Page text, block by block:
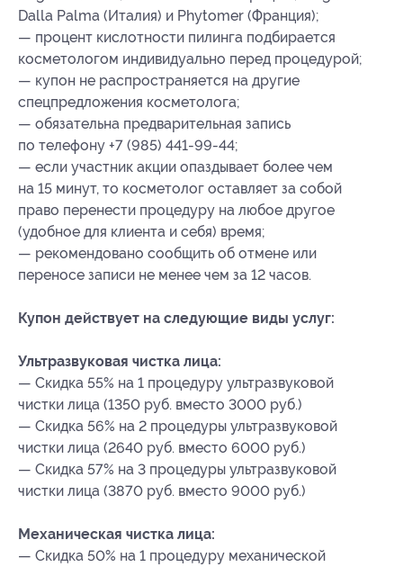
Dalla Palma (Италия) и Phytomer (Франция);
— процент кислотности пилинга подбирается
косметологом индивидуально перед процедурой;
— купон не распространяется на другие
спецпредложения косметолога;
— обязательна предварительная запись
по телефону +7 (985) 441-99-44;
— если участник акции опаздывает более чем
на 15 минут, то косметолог оставляет за собой
право перенести процедуру на любое другое
(удобное для клиента и себя) время;
— рекомендовано сообщить об отмене или
переносе записи не менее чем за 12 часов.
Купон действует на следующие виды услуг:
Ультразвуковая чистка лица:
— Скидка 55% на 1 процедуру ультразвуковой
чистки лица (1350 руб. вместо 3000 руб.)
— Скидка 56% на 2 процедуры ультразвуковой
чистки лица (2640 руб. вместо 6000 руб.)
— Скидка 57% на 3 процедуры ультразвуковой
чистки лица (3870 руб. вместо 9000 руб.)
Механическая чистка лица:
— Скидка 50% на 1 процедуру механической